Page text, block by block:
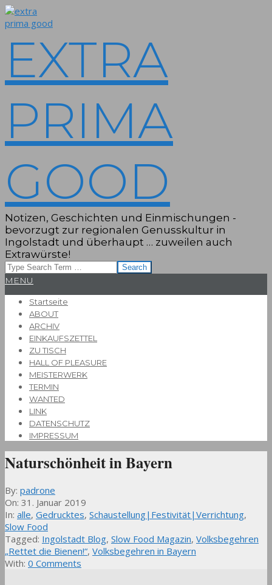
Skip
to
EXTRA
PRIMA
GOOD
Notizen, Geschichten und Einmischungen -
bevorzugt zur regionalen Genusskultur in
Ingolstadt und überhaupt … zuweilen auch
Extrawürste!
Search
Primary
Menu
MENU
Startseite
ABOUT
ARCHIV
EINKAUFSZETTEL
ZU TISCH
HALL OF PLEASURE
MEISTERWERK
TERMIN
WANTED
LINK
DATENSCHUTZ
IMPRESSUM
Naturschönheit in Bayern
By: padrone
On: 31. Januar 2019
In: alle, Gedrucktes, Schaustellung|Festivität|Verrichtung,
Slow Food
Tagged: Ingolstadt Blog, Slow Food Magazin, Volksbegehren
„Rettet die Bienen!“, Volksbegehren in Bayern
With: 0 Comments